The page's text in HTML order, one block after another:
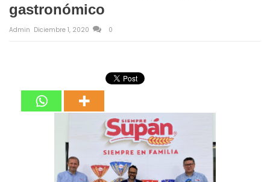
gastronómico
Admin Diciembre 1, 2020 0